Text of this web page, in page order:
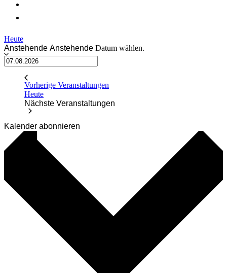
Heute
Anstehende Anstehende Datum wählen.
Vorherige Veranstaltungen
Heute
Nächste Veranstaltungen
Kalender abonnieren